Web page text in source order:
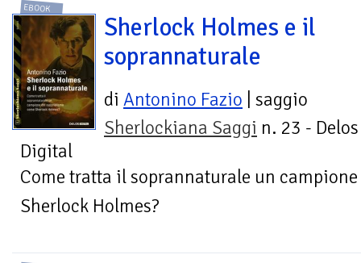
EBOOK
Sherlock Holmes e il
soprannaturale
di Antonino Fazio | saggio
Sherlockiana Saggi n. 23 - Delos
Digital
Come tratta il soprannaturale un
Sherlock Holmes?